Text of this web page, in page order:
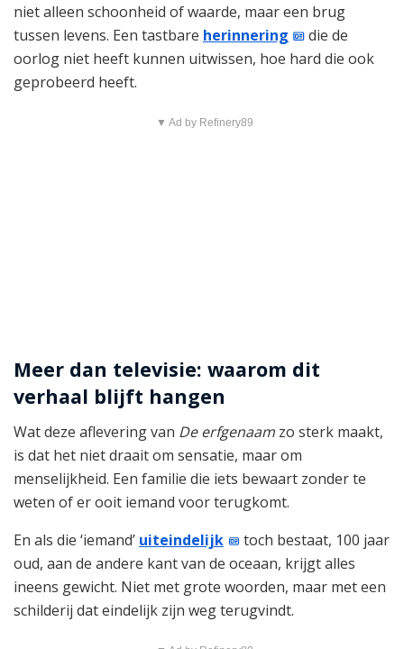
niet alleen schoonheid of waarde, maar een brug
tussen levens. Een tastbare herinnering
die de
oorlog niet heeft kunnen uitwissen, hoe hard die ook
geprobeerd heeft.
▼ Ad by Refinery89
Meer dan televisie: waarom dit
verhaal blijft hangen
Wat deze aflevering van De erfgenaam zo sterk maakt,
is dat het niet draait om sensatie, maar om
menselijkheid. Een familie die iets bewaart zonder te
weten of er ooit iemand voor terugkomt.
En als die ‘iemand’ uiteindelijk
toch bestaat, 100 jaar
oud, aan de andere kant van de oceaan, krijgt alles
ineens gewicht. Niet met grote woorden, maar met een
schilderij dat eindelijk zijn weg terugvindt.